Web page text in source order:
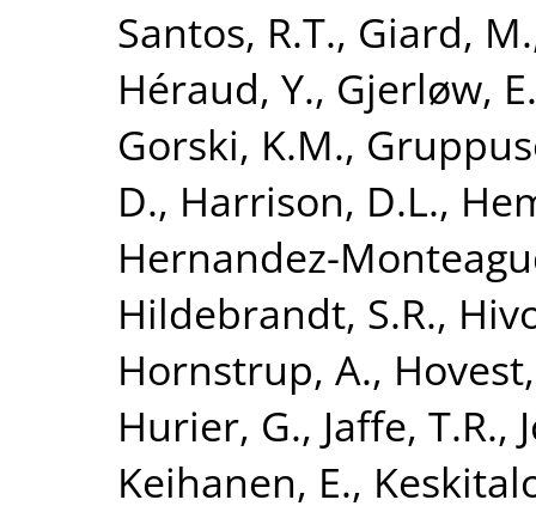
Santos, R.T., Giard, M.
Héraud, Y., Gjerløw, E.
Gorski, K.M.,
D., Harrison, D.L.,
Hernandez-
Hildebrandt, S.R.,
Hornstrup, A.,
Hurier, G., Jaffe, T.R.,
Keihanen, E.,